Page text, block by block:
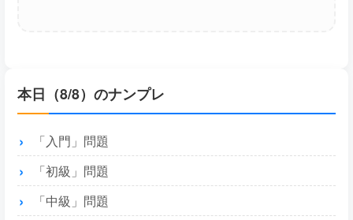
本日（8/8）のナンプレ
「入門」問題
「初級」問題
「中級」問題